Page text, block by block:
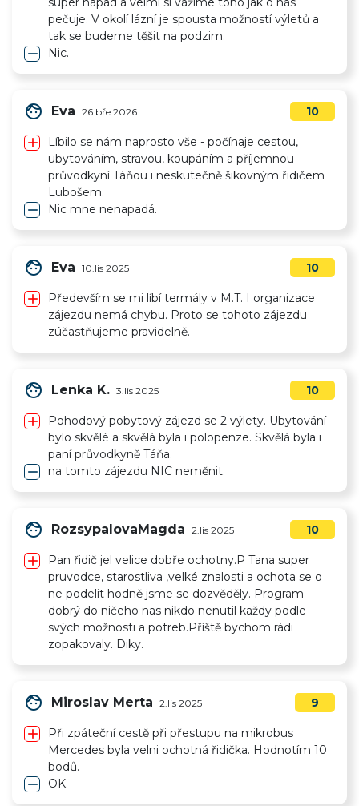
pečuje. V okolí lázní je spousta možností výletů a
tak se budeme těšit na podzim.
remove Nic.
face Eva 26.bře 2026
add
Líbilo se nám naprosto vše - počínaje cestou,
ubytováním, stravou, koupáním a příjemnou
průvodkyní Táňou i neskutečně šikovným řidičem
Lubošem.
remove Nic mne nenapadá.
10
face Eva 10.lis 2025
add
Především se mi líbí termály v M.T. I organizace
zájezdu nemá chybu. Proto se tohoto zájezdu
zúčastňujeme pravidelně.
10
face Lenka K. 3.lis 2025
add
Pohodový pobytový zájezd se 2 výlety. Ubytování
bylo skvělé a skvělá byla i polopenze. Skvělá byla i
paní průvodkyně Táňa.
remove na tomto zájezdu NIC neměnit.
10
face RozsypalovaMagda 2.lis 2025
add
Pan řidič jel velice dobře ochotny.P Tana super
pruvodce, starostliva ,velké znalosti a ochota se o
ne podelit hodně jsme se dozvěděly. Program
dobrý do ničeho nas nikdo nenutil každy podle
svých možnosti a potreb.Příště bychom rádi
zopakovaly. Diky.
10
face Miroslav Merta 2.lis 2025
add
Při zpáteční cestě při přestupu na mikrobus
Mercedes byla velni ochotná řidička. Hodnotím 10
bodů.
remove OK.
9